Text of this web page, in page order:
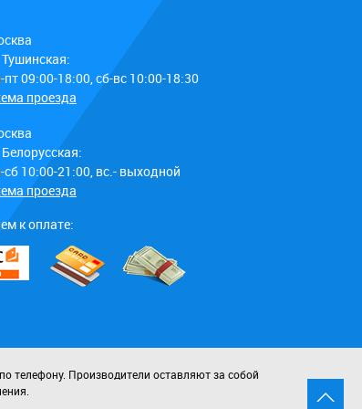
пт 09:00-18:00, сб-вс 10:00-18:30
проезда
сб 10:00-21:00, вс.- выходной
проезда
к оплате:
телефону. Производители оставляют за собой